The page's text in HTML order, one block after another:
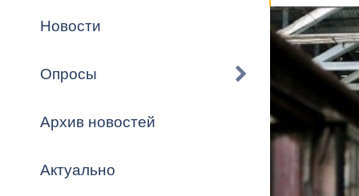
Города-
городского
Владикавказ
Формы
Обратная
Комиссии
График
Новостная
Актуально
Новости
Опросы
Архив новостей
Актуально